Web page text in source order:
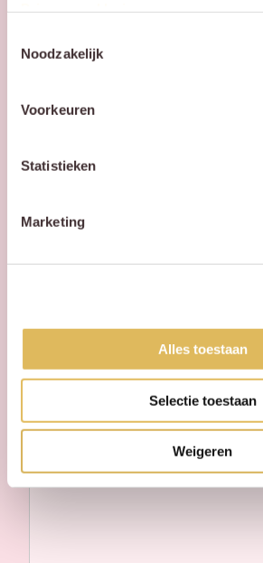
Noodzakelijk
Voorkeuren
Statistieken
Marketing
Alles toestaan
Selectie toestaan
Weigeren
spoedigmogelijk
contact met je op!
Achternaam
Bericht